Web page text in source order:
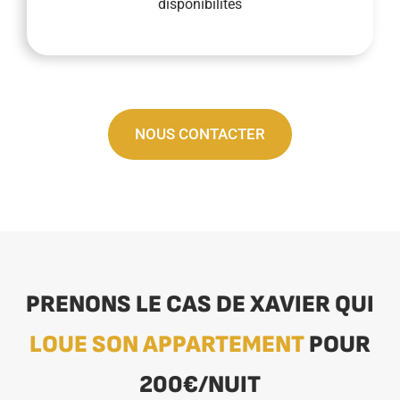
disponibilités
NOUS CONTACTER
PRENONS LE CAS DE XAVIER QUI
LOUE SON APPARTEMENTPOUR
200€/NUIT